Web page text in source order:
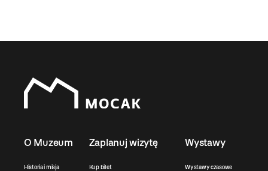
O Muzeum
Historia i misja
Zaplanuj wizytę
Kup bilet
Wystawy
Wystawy czasowe